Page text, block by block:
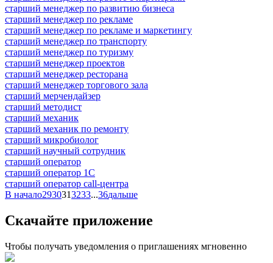
старший менеджер по развитию бизнеса
старший менеджер по рекламе
старший менеджер по рекламе и маркетингу
старший менеджер по транспорту
старший менеджер по туризму
старший менеджер проектов
старший менеджер ресторана
старший менеджер торгового зала
старший мерчендайзер
старший методист
старший механик
старший механик по ремонту
старший микробиолог
старший научный сотрудник
старший оператор
старший оператор 1С
старший оператор call-центра
В начало2930313233...36дальше
Скачайте приложение
Чтобы получать уведомления о приглашениях мгновенно